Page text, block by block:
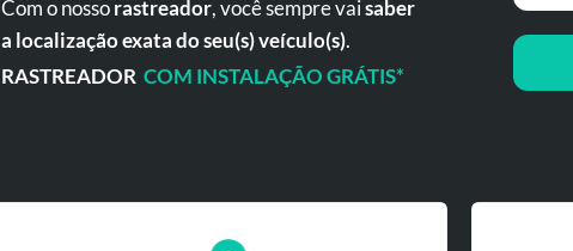
Com o nossorastreador, você sempre vaisaber
a localização exata do seu(s) veículo(s).
RASTREADOR COM INSTALAÇÃO GRÁTIS*